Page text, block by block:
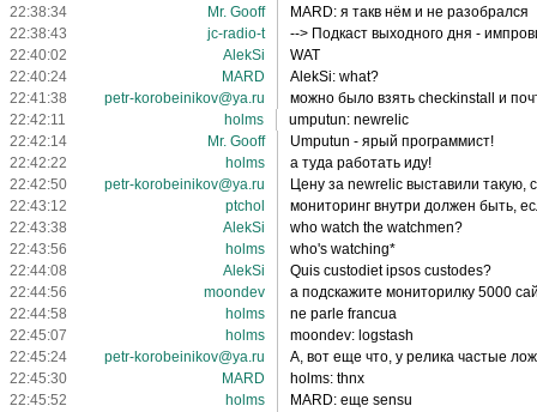
22:38:34
Mr. Gooff
MARD: я такв нём и не разобрался
22:38:43
jc-radio-t
--> Подкаст выходного дня -
22:40:02
AlekSi
WAT
22:40:24
MARD
AlekSi: what?
22:41:38
petr-korobeinikov@ya.ru
можно было взять checkinstall и
22:42:11
holms
umputun: newrelic
22:42:14
Mr. Gooff
Umputun - ярый программист!
22:42:22
holms
а туда работать иду!
22:42:50
petr-korobeinikov@ya.ru
Цену за newrelic выставили такую,
22:43:12
ptchol
мониторинг внутри должен быть,
22:43:38
AlekSi
who watch the watchmen?
22:43:56
holms
who's watching*
22:44:08
AlekSi
Quis custodiet ipsos custodes?
22:44:56
moondev
а подскажите мониторилку 5000
22:44:58
holms
ne parle francua
22:45:07
holms
moondev: logstash
22:45:24
petr-korobeinikov@ya.ru
А, вот еще что, у релика частые
22:45:30
MARD
holms: thnx
22:45:52
holms
MARD: еще sensu